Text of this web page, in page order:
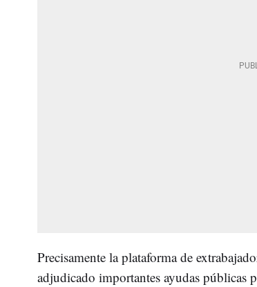
Precisamente la plataforma de
adjudicado importantes ayudas públicas